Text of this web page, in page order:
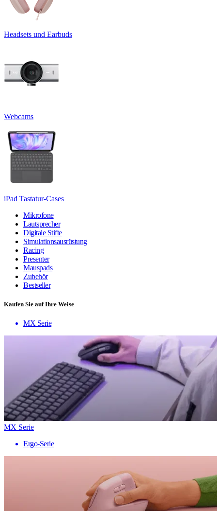
Headsets und Earbuds
Webcams
iPad Tastatur-Cases
Mikrofone
Lautsprecher
Digitale Stifte
Simulationsausrüstung
Racing
Presenter
Mauspads
Zubehör
Bestseller
Kaufen Sie auf Ihre Weise
MX Serie
MX Serie
Ergo-Serie